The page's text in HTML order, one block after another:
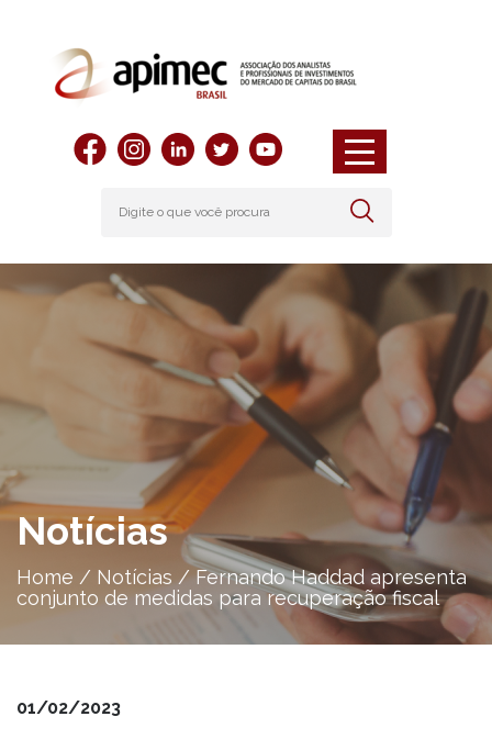
Notícias
Home / Notícias /Fernando Haddad apresenta
conjunto de medidas para recuperação fiscal
01/02/2023